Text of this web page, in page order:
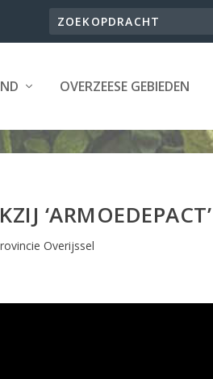
OVERZEESE GEBIEDEN
‘ARMOEDEPACT’
Overijssel